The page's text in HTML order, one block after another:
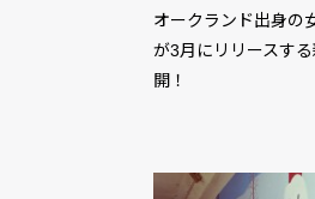
オークランド出身の
が3月にリリースす
開！